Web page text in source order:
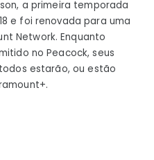
a primeira temporada
e foi renovada para uma
Network. Enquanto
no Peacock, seus
estarão, ou estão